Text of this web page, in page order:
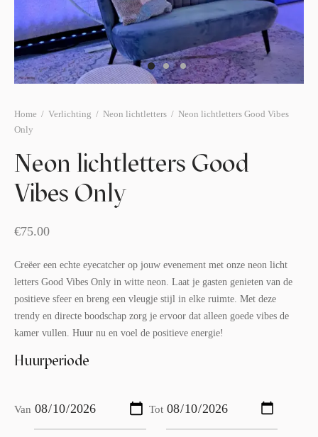
Home / Verlichting / Neon lichtletters / Neon lichtletters Good Vibes
Only
Neon lichtletters Good
Vibes Only
€75.00
Creëer een echte eyecatcher op jouw evenement met onze neon licht
letters Good Vibes Only in witte neon. Laat je gasten genieten van de
positieve sfeer en breng een vleugje stijl in elke ruimte. Met deze
trendy en directe boodschap zorg je ervoor dat alleen goede vibes de
kamer vullen. Huur nu en voel de positieve energie!
Huurperiode
Van Tot
& sweettable
& bijzettafels
deco
items